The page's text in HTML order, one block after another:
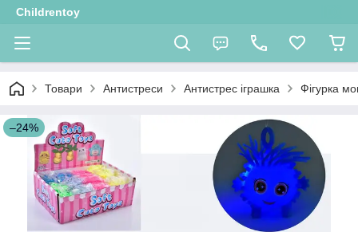
Childrentoy
Товари Антистреси Антистрес іграшка Фігурка
–24%